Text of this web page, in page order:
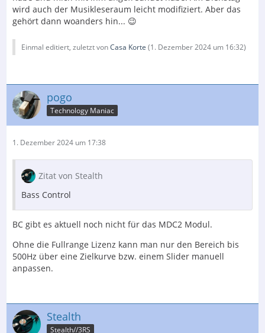
wird auch der Musikleseraum leicht modifiziert. Aber das
gehört dann woanders hin... 😉
Einmal editiert, zuletzt vonCasa Korte (1. Dezember 2024 um 16:32)
pogo
Technology Maniac
1. Dezember 2024 um 17:38
Zitat von Stealth
Bass Control
BC gibt es aktuell noch nicht für das MDC2 Modul.
Ohne die Fullrange Lizenz kann man nur den Bereich bis
500Hz über eine Zielkurve bzw. einem Slider manuell
anpassen.
Stealth
Stealth//3RS